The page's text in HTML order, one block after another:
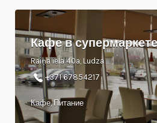
Кафе в
Raiņa iela 40a, Ludza
+371 67854217
Кафе, Питание